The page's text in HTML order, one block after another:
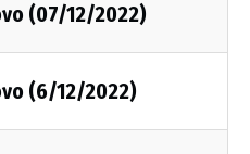
(07/12/2022)
(6/12/2022)